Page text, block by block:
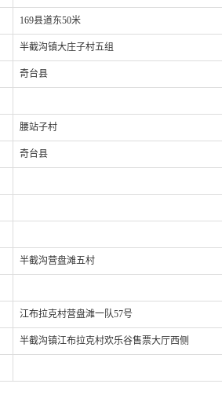
169县道东50米
半截沟镇大庄子村五组
奇台县
腰站子村
奇台县
半截沟营盘滩五村
江布拉克村营盘滩一队57号
半截沟镇江布拉克村欢乐谷售票大厅西侧